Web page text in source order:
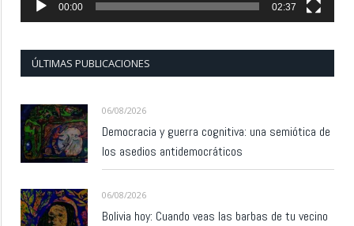
00:00 02:37
ÚLTIMAS PUBLICACIONES
06/08/2026
Democracia y guerra cognitiva: una semiótica de
los asedios antidemocráticos
06/08/2026
Bolivia hoy: Cuando veas las barbas de tu vecino